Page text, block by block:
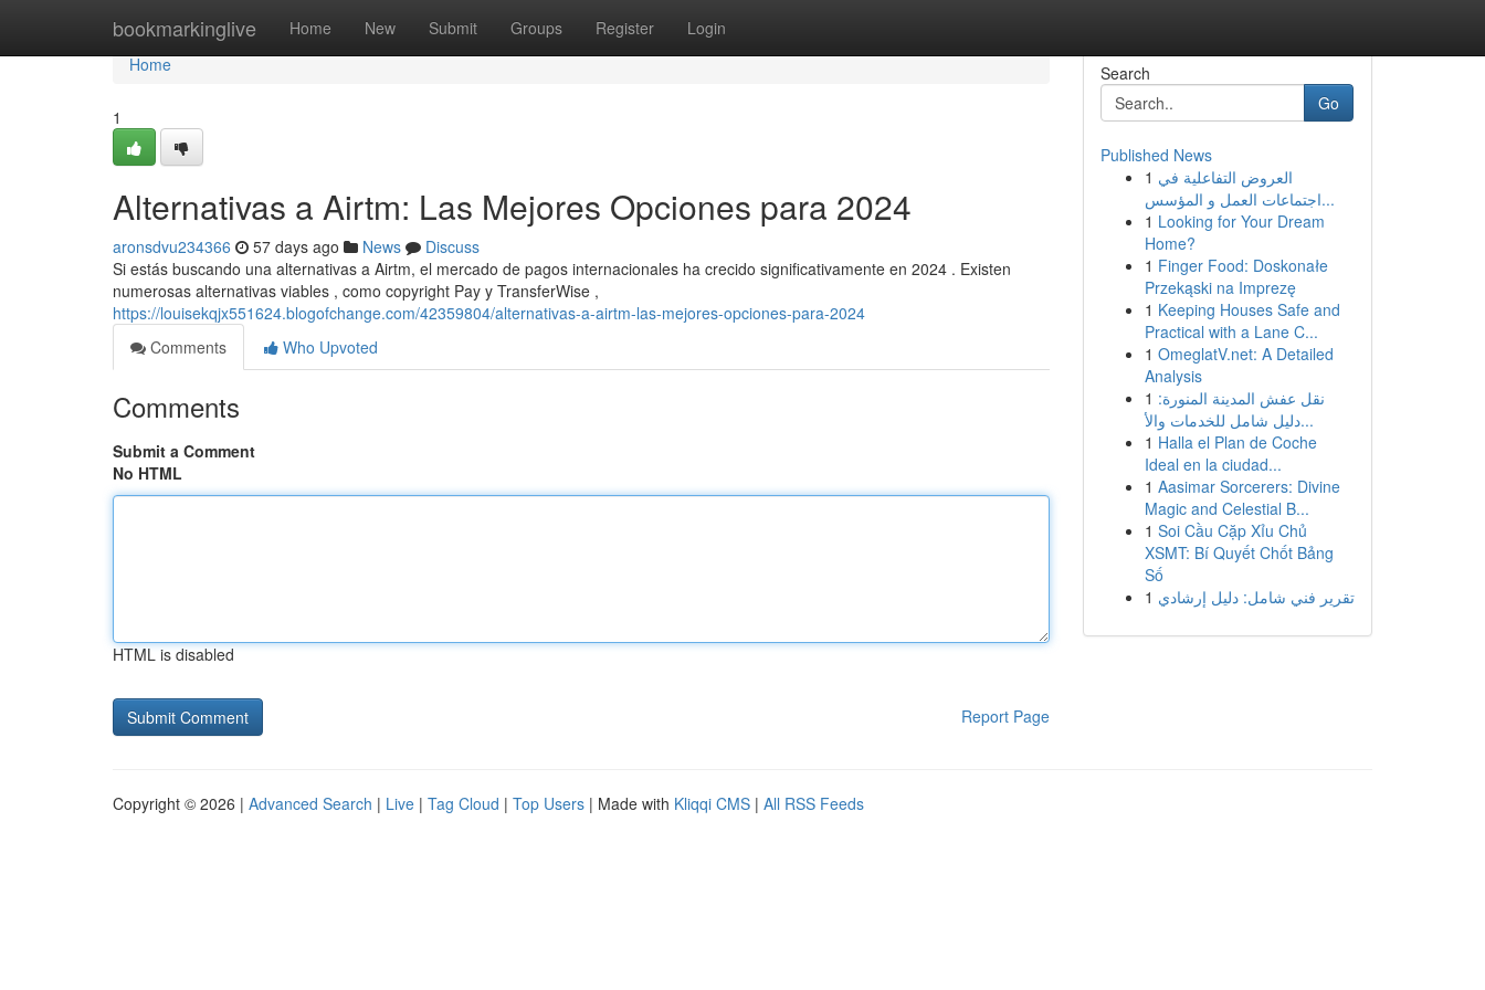
bookmarkinglive Home New Submit Groups Register Login
Home
Home
1
Alternativas a Airtm: Las Mejores Opciones para 2024
aronsdvu234366 57 days ago News
Discuss
Si estás buscando una alternativas a Airtm, el mercado de pagos internacionales ha crecido significativamente en 2024 . Existen
numerosas alternativas viables , como copyright Pay y TransferWise ,
https://louisekqjx551624.blogofchange.com/42359804/alternativas-a-airtm-las-mejores-opciones-para-2024
Comments
Who Upvoted
Comments
Submit a Comment
No HTML
HTML is disabled
Report Page
Search
Go
Published News
1 العروض التفاعلية في
اجتماعات العمل و المؤسس...
1 Looking for Your Dream
Home?
1 Finger Food: Doskonałe
Przekąski na Imprezę
1 Keeping Houses Safe and
Practical with a Lane C...
1 OmeglatV.net: A Detailed
Analysis
1 نقل عفش المدينة المنورة:
دليل شامل للخدمات والأ...
1 Halla el Plan de Coche
Ideal en la ciudad...
1 Aasimar Sorcerers: Divine
Magic and Celestial B...
1 Soi Cầu Cặp Xỉu Chủ
XSMT: Bí Quyết Chốt Bảng
Số
1 تقرير فني شامل: دليل إرشادي
Copyright © 2026 | Advanced Search | Live | Tag Cloud | Top Users | Made with Kliqqi CMS | All RSS Feeds